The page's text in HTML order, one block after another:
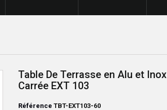
Table De Terrasse en Alu et Inox
Carrée EXT 103
Référence TBT-EXT103-60